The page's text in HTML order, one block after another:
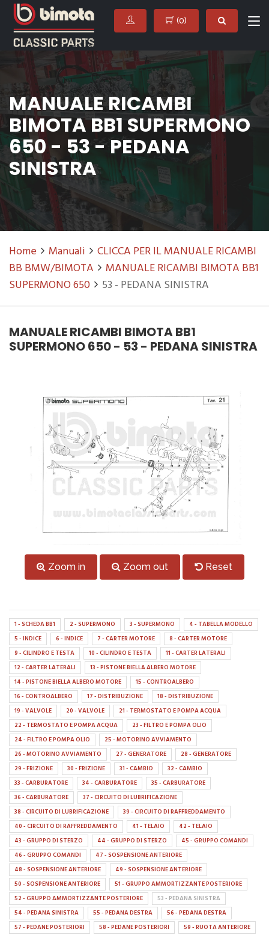
(0)
MANUALE RICAMBI
BIMOTA BB1 SUPERMONO
650 - 53 - PEDANA
SINISTRA
Home Manuali
CLICCA PER IL MANUALE RICAMBI
BB BMW/BIMOTA
MANUALE RICAMBI BIMOTA BB1
SUPERMONO 650
53 - PEDANA SINISTRA
MANUALE RICAMBI BIMOTA BB1
SUPERMONO 650 - 53 - PEDANA SINISTRA
Zoom in Zoom out Reset
1 - SCHEDA BB1 2 - SUPERMONO 3 - SUPERMONO
4 - TABELLA MODELLO
5 - INDICE
6 - INDICE 7 - CARTER MOTORE
8 - CARTER MOTORE
9 - CILINDRO E TESTA
10 - CILINDRO E TESTA
11 - CARTER LATERALI
12 - CARTER LATERALI
13 - PISTONE BIELLA ALBERO MOTORE
14 - PISTONE BIELLA ALBERO MOTORE
15 - CONTROALBERO
16 - CONTROALBERO
17 - DISTRIBUZIONE
18 - DISTRIBUZIONE
19 - VALVOLE
20 - VALVOLE
21 - TERMOSTATO E POMPA ACQUA
22 - TERMOSTATO E POMPA ACQUA
23 - FILTRO E POMPA OLIO
24 - FILTRO E POMPA OLIO
25 - MOTORINO AVVIAMENTO
26 - MOTORINO AVVIAMENTO
27 - GENERATORE
28 - GENERATORE
29 - FRIZIONE
30 - FRIZIONE 31 - CAMBIO
32 - CAMBIO
33 - CARBURATORE
34 - CARBURATORE
35 - CARBURATORE
36 - CARBURATORE
37 - CIRCUITO DI LUBRIFICAZIONE
38 - CIRCUITO DI LUBRIFICAZIONE
39 - CIRCUITO DI RAFFREDDAMENTO
40 - CIRCUITO DI RAFFREDDAMENTO
41 - TELAIO
42 - TELAIO
43 - GRUPPO DI STERZO
44 - GRUPPO DI STERZO
45 - GRUPPO COMANDI
46 - GRUPPO COMANDI
47 - SOSPENSIONE ANTERIORE
48 - SOSPENSIONE ANTERIORE
49 - SOSPENSIONE ANTERIORE
50 - SOSPENSIONE ANTERIORE
51 - GRUPPO AMMORTIZZANTE POSTERIORE
52 - GRUPPO AMMORTIZZANTE POSTERIORE
53 - PEDANA SINISTRA
54 - PEDANA SINISTRA
55 - PEDANA DESTRA
56 - PEDANA DESTRA
57 - PEDANE POSTERIORI
58 - PEDANE POSTERIORI
59 - RUOTA ANTERIORE